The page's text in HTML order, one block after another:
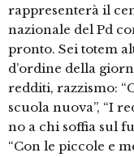
rappresenterà il
nazionale del Pd
pronto. Sei totem
d’ordine della
redditi, razzismo:
scuola nuova”, “I
no a chi soffia sul
“Con le piccole e